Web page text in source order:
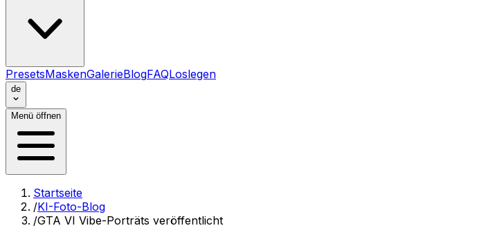
PresetsMaskenGalerieBlogFAQLoslegen
de
Menü öffnen
Startseite
/KI-Foto-Blog
/GTA VI Vibe-Porträts veröffentlicht